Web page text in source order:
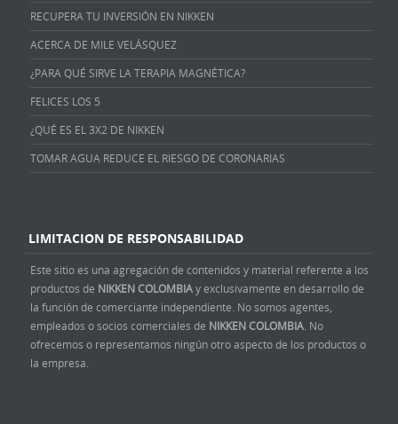
RECUPERA TU INVERSIÓN EN NIKKEN
ACERCA DE MILE VELÁSQUEZ
¿PARA QUÉ SIRVE LA TERAPIA MAGNÉTICA?
FELICES LOS 5
¿QUÉ ES EL 3X2 DE NIKKEN
TOMAR AGUA REDUCE EL RIESGO DE CORONARIAS
LIMITACION DE RESPONSABILIDAD
Este sitio es una agregación de contenidos y material referente a los
productos de NIKKEN COLOMBIAy exclusivamente en desarrollo de
la función de comerciante independiente. No somos agentes,
empleados o socios comerciales de NIKKEN COLOMBIA . No
ofrecemos o representamos ningún otro aspecto de los productos o
la empresa.